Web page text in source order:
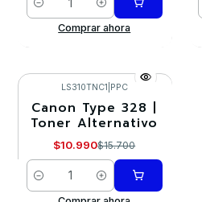
Cantidad
Comprar ahora
-30%
LS310TNC1 PPC
Canon Type 328 |
Toner Alternativo
$10.990$15.700
Cantidad